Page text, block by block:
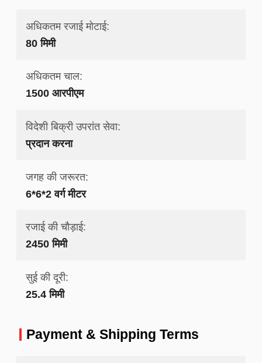
अधिकतम रजाई मोटाई:
80 मिमी
अधिकतम चाल:
1500 आरपीएम
विदेशी बिक्री उपरांत सेवा:
प्रदान करना
जगह की जरूरत:
6*6*2 वर्ग मीटर
रजाई की चौड़ाई:
2450 मिमी
सुई की दूरी:
25.4 मिमी
Payment & Shipping Terms